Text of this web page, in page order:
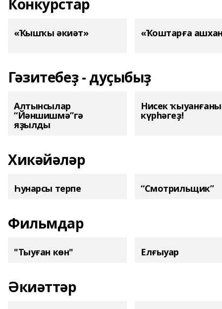
Конкурстар
«Ҡышҡы әкиәт» «Ҡоштарға
Гәзитебеҙ - дуҫыбыҙ
Алтынсылар
“Йәншишмә”гә
яҙылды
Нисек
күрһәгеҙ!
Хикәйәләр
Һунарсы терпе “Смотрильщик”
Фильмдар
"Тыуған көн" Елғыуар
Әкиәттәр